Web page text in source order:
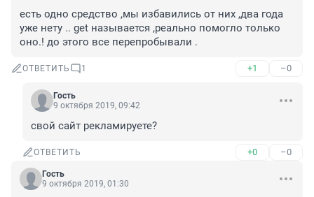
есть одно средство ,мы избавились от них ,два года
уже нету .. get называется ,реально помогло только
оно.! до этого все перепробывали .
ОТВЕТИТЬ 1 +1 –0
Гость
9 октября 2019, 09:42
свой сайт рекламируете?
ОТВЕТИТЬ +0 –0
Гость
9 октября 2019, 01:30